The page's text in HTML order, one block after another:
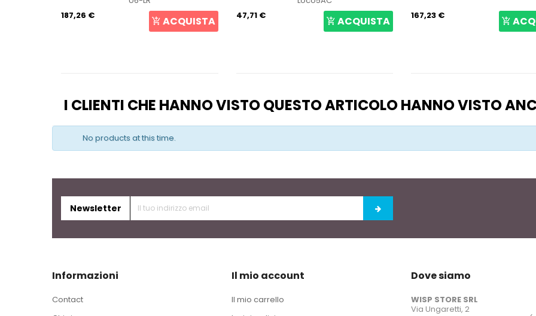
187,26 €
ACQUISTA
47,71 €
ACQUISTA 167,23 €
I CLIENTI CHE HANNO VISTO QUESTO ARTICOLO HANNO VISTO
No products at this time.
Newsletter
Informazioni
Contact
Il mio account
Il mio carrello
Dove siamo
WISP STORE SRL
Via Ungaretti, 2